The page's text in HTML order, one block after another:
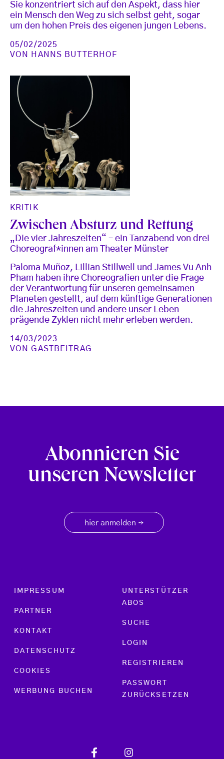
Sie konzentriert sich auf den Aspekt, dass hier
ein Mensch den Weg zu sich selbst geht, sogar
um den hohen Preis des eigenen jungen Lebens.
05/02/2025
VON
HANNS BUTTERHOF
KRITIK
Zwischen Absturz und Rettung
„Die vier Jahreszeiten“ – ein Tanzabend von drei
Choreograf*innen am Theater Münster
Paloma Muñoz, Lillian Stillwell und James Vu Anh
Pham haben ihre Choreografien unter die Frage
der Verantwortung für unseren gemeinsamen
Planeten gestellt, auf dem künftige Generationen
die Jahreszeiten und andere unser Leben
prägende Zyklen nicht mehr erleben werden.
14/03/2023
VONGASTBEITRAG
Abonnieren Sie
unseren Newsletter
hier anmelden →
Footer menu
IMPRESSUM
PARTNER
KONTAKT
DATENSCHUTZ
COOKIES
WERBUNG BUCHEN
UNTERSTÜTZER
ABOS
SUCHE
LOGIN
REGISTRIEREN
PASSWORT
ZURÜCKSETZEN